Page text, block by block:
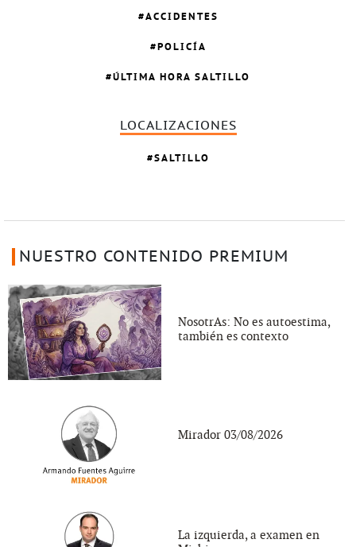
ACCIDENTES
POLICÍA
ÚLTIMA HORA SALTILLO
LOCALIZACIONES
SALTILLO
NUESTRO CONTENIDO PREMIUM
NosotrAs: No es autoestima,
también es contexto
Mirador 03/08/2026
La izquierda, a examen en